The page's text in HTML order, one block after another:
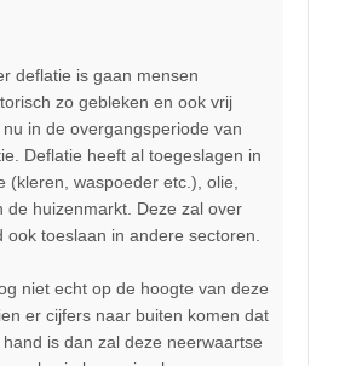
deflatie is gaan mensen
zo gebleken en ook vrij
in de overgangsperiode van
Deflatie heeft al toegeslagen in
(kleren, waspoeder etc.), olie,
de huizenmarkt. Deze zal over
ook toeslaan in andere sectoren.
niet echt op de hoogte van deze
er cijfers naar buiten komen dat
is dan zal deze neerwaartse